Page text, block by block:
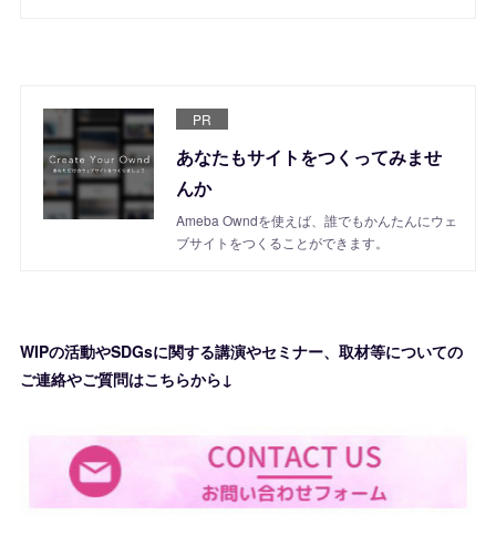
PR
あなたもサイトをつくってみませ
んか
Ameba Owndを使えば、誰でもかんたんにウェ
ブサイトをつくることができます。
WIPの活動やSDGsに関する講演やセミナー、取材等についての
ご連絡やご質問はこちらから↓